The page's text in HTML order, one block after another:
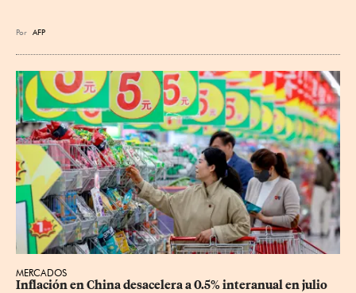
Por AFP
MERCADOS
Inflación en China desacelera a 0.5% interanual en julio